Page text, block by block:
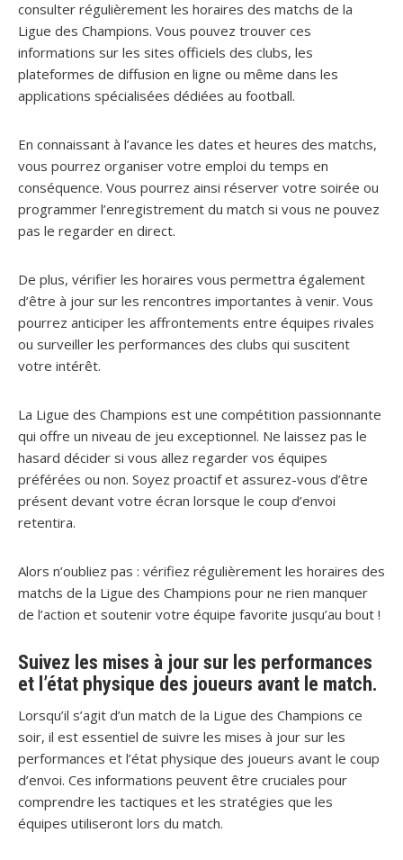
consulter régulièrement les horaires des matchs de la
Ligue des Champions. Vous pouvez trouver ces
informations sur les sites officiels des clubs, les
plateformes de diffusion en ligne ou même dans les
applications spécialisées dédiées au football.
En connaissant à l’avance les dates et heures des matchs,
vous pourrez organiser votre emploi du temps en
conséquence. Vous pourrez ainsi réserver votre soirée ou
programmer l’enregistrement du match si vous ne pouvez
pas le regarder en direct.
De plus, vérifier les horaires vous permettra également
d’être à jour sur les rencontres importantes à venir. Vous
pourrez anticiper les affrontements entre équipes rivales
ou surveiller les performances des clubs qui suscitent
votre intérêt.
La Ligue des Champions est une compétition passionnante
qui offre un niveau de jeu exceptionnel. Ne laissez pas le
hasard décider si vous allez regarder vos équipes
préférées ou non. Soyez proactif et assurez-vous d’être
présent devant votre écran lorsque le coup d’envoi
retentira.
Alors n’oubliez pas : vérifiez régulièrement les horaires des
matchs de la Ligue des Champions pour ne rien manquer
de l’action et soutenir votre équipe favorite jusqu’au bout !
Suivez les mises à jour sur les performances
et l’état physique des joueurs avant le match.
Lorsqu’il s’agit d’un match de la Ligue des Champions ce
soir, il est essentiel de suivre les mises à jour sur les
performances et l’état physique des joueurs avant le coup
d’envoi. Ces informations peuvent être cruciales pour
comprendre les tactiques et les stratégies que les
équipes utiliseront lors du match.